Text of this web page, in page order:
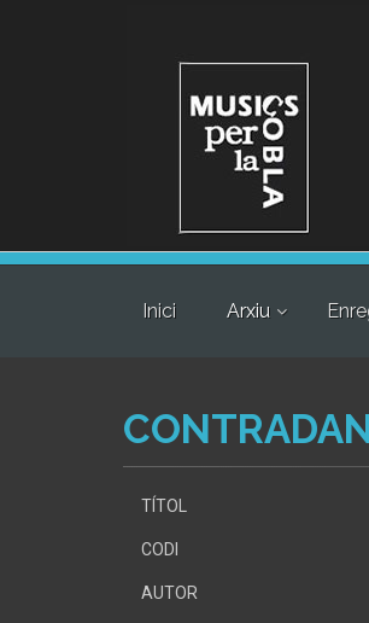
Inici Arxiu
TÍTOL
CODI
AUTOR